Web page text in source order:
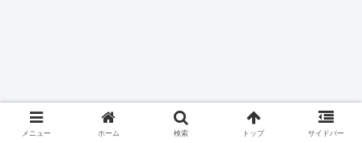
メニュー ホーム 検索 トップ サイドバー